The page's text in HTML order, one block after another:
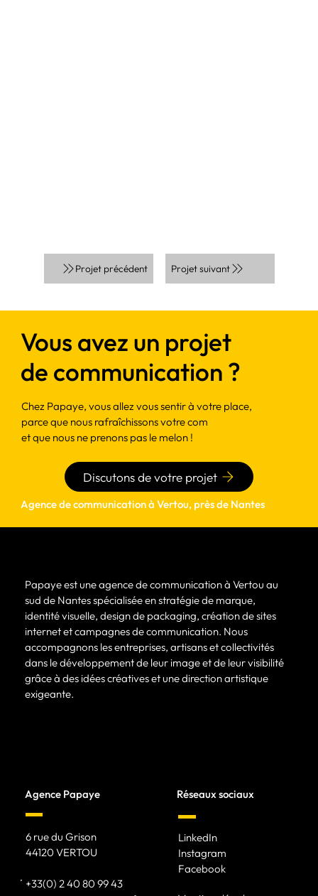
Projet précédent Projet suivant
Vous avez un projet
de communication ?
Chez Papaye, vous allez vous sentir à votre place,
parce que nous rafraîchissons votre com
et que nous ne prenons pas le melon !
Discutons de votre projet
Agence de communication à Vertou, près de Nantes
Réseaux sociaux
LinkedIn
Instagram
Facebook
Agence Papaye
6 rue du Grison
44120 VERTOU
+33(0) 2 40 80 99 43
Papaye est une agence de communication à Vertou au
sud de Nantes spécialisée en stratégie de marque,
identité visuelle, design de packaging, création de sites
internet et campagnes de communication. Nous
accompagnons les entreprises, artisans et collectivités
dans le développement de leur image et de leur visibilité
grâce à des idées créatives et une direction artistique
exigeante.